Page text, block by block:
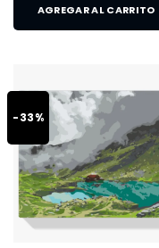
AGREGAR AL CARRITO
-33%